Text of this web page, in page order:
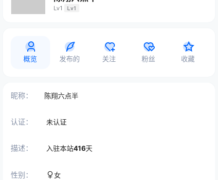
Lv1 Lv1
概览 发布的 关注 粉丝 收藏
昵称： 陈翔六点半
认证： 未认证
描述： 入驻本站416天
性别： 女